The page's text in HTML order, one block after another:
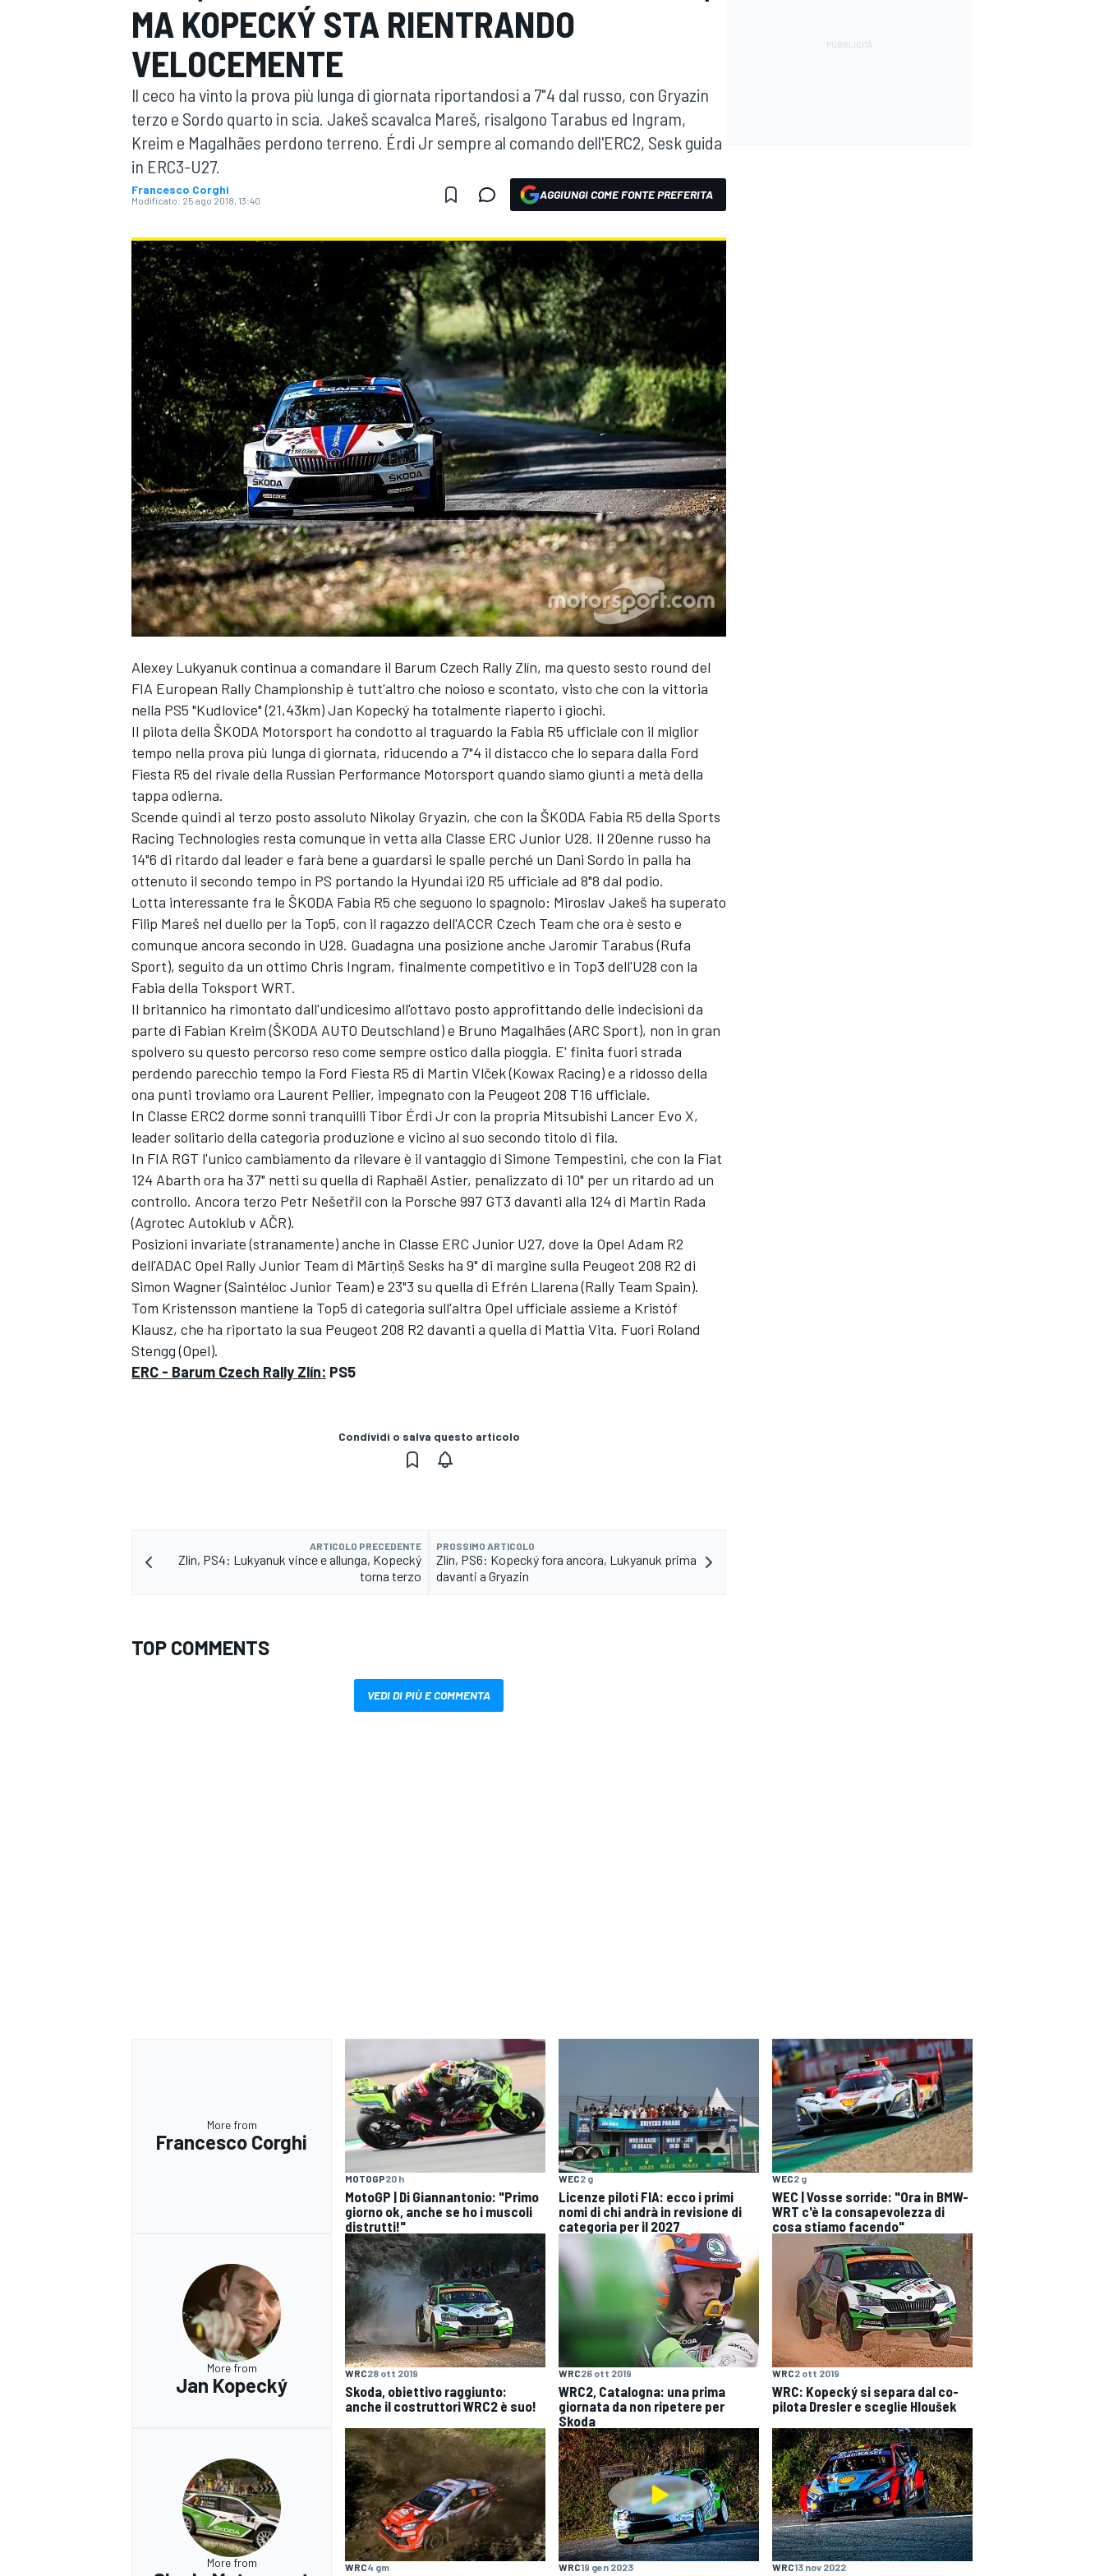
MOTOGP WEC
WRC
MONOPOSTO
MA KOPECKÝ STA RIENTRANDO
VELOCEMENTE
Il ceco ha vinto la prova più lunga di giornata riportandosi a 7"4 dal russo, con Gryazin
terzo e Sordo quarto in scia. Jakeš scavalca Mareš, risalgono Tarabus ed Ingram,
Kreim e Magalhães perdono terreno. Érdi Jr sempre al comando dell'ERC2, Sesk guida
in ERC3-U27.
Francesco Corghi
Modificato: 25 ago 2018, 13:40 AGGIUNGI COME FONTE PREFERITA
Alexey Lukyanuk continua a comandare il Barum Czech Rally Zlín, ma questo sesto round del
FIA European Rally Championship è tutt'altro che noioso e scontato, visto che con la vittoria
nella PS5 "Kudlovice" (21,43km) Jan Kopecký ha totalmente riaperto i giochi.
Il pilota della ŠKODA Motorsport ha condotto al traguardo la Fabia R5 ufficiale con il miglior
tempo nella prova più lunga di giornata, riducendo a 7"4 il distacco che lo separa dalla Ford
Fiesta R5 del rivale della Russian Performance Motorsport quando siamo giunti a metà della
tappa odierna.
Scende quindi al terzo posto assoluto Nikolay Gryazin, che con la ŠKODA Fabia R5 della Sports
Racing Technologies resta comunque in vetta alla Classe ERC Junior U28. Il 20enne russo ha
14"6 di ritardo dal leader e farà bene a guardarsi le spalle perché un Dani Sordo in palla ha
ottenuto il secondo tempo in PS portando la Hyundai i20 R5 ufficiale ad 8"8 dal podio.
Lotta interessante fra le ŠKODA Fabia R5 che seguono lo spagnolo: Miroslav Jakeš ha superato
Filip Mareš nel duello per la Top5, con il ragazzo dell'ACCR Czech Team che ora è sesto e
comunque ancora secondo in U28. Guadagna una posizione anche Jaromír Tarabus (Rufa
Sport), seguito da un ottimo Chris Ingram, finalmente competitivo e in Top3 dell'U28 con la
Fabia della Toksport WRT.
Il britannico ha rimontato dall'undicesimo all'ottavo posto approfittando delle indecisioni da
parte di Fabian Kreim (ŠKODA AUTO Deutschland) e Bruno Magalhães (ARC Sport), non in gran
spolvero su questo percorso reso come sempre ostico dalla pioggia. E' finita fuori strada
perdendo parecchio tempo la Ford Fiesta R5 di Martin Vlček (Kowax Racing) e a ridosso della
ona punti troviamo ora Laurent Pellier, impegnato con la Peugeot 208 T16 ufficiale.
In Classe ERC2 dorme sonni tranquilli Tibor Érdi Jr con la propria Mitsubishi Lancer Evo X,
leader solitario della categoria produzione e vicino al suo secondo titolo di fila.
In FIA RGT l'unico cambiamento da rilevare è il vantaggio di Simone Tempestini, che con la Fiat
124 Abarth ora ha 37" netti su quella di Raphaël Astier, penalizzato di 10" per un ritardo ad un
controllo. Ancora terzo Petr Nešetřil con la Porsche 997 GT3 davanti alla 124 di Martin Rada
(Agrotec Autoklub v AČR).
Posizioni invariate (stranamente) anche in Classe ERC Junior U27, dove la Opel Adam R2
dell'ADAC Opel Rally Junior Team di Mārtiņš Sesks ha 9" di margine sulla Peugeot 208 R2 di
Simon Wagner (Saintéloc Junior Team) e 23"3 su quella di Efrén Llarena (Rally Team Spain).
Tom Kristensson mantiene la Top5 di categoria sull'altra Opel ufficiale assieme a Kristóf
Klausz, che ha riportato la sua Peugeot 208 R2 davanti a quella di Mattia Vita. Fuori Roland
Stengg (Opel).
ERC - Barum Czech Rally Zlín: PS5
Condividi o salva questo articolo
ARTICOLO PRECEDENTE
Zlín, PS4: Lukyanuk vince e allunga, Kopecký
torna terzo
PROSSIMO ARTICOLO
Zlín, PS6: Kopecký fora ancora, Lukyanuk prima
davanti a Gryazin
TOP COMMENTS
VEDI DI PIÙ E COMMENTA
More from
Francesco Corghi
MOTOGP20 h
MotoGP | Di Giannantonio: "Primo
giorno ok, anche se ho i muscoli
distrutti!"
WEC2 g
Licenze piloti FIA: ecco i primi
nomi di chi andrà in revisione di
categoria per il 2027
WEC2 g
WEC | Vosse sorride: "Ora in BMW-
WRT c'è la consapevolezza di
cosa stiamo facendo"
More from
Jan Kopecký
WRC28 ott 2019
Skoda, obiettivo raggiunto:
anche il costruttori WRC2 è suo!
WRC26 ott 2019
WRC2, Catalogna: una prima
giornata da non ripetere per
Skoda
WRC2 ott 2019
WRC: Kopecký si separa dal co-
pilota Dresler e sceglie Hloušek
More from WRC4 gm WRC19 gen 2023 WRC13 nov 2022